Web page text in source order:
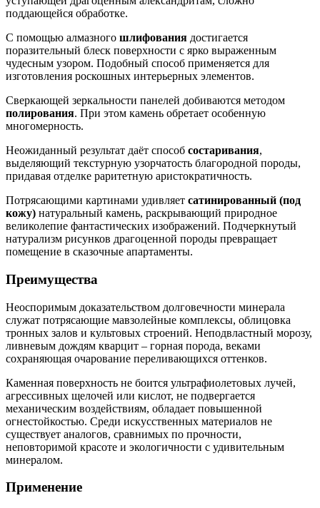
поддающейся обработке.
С помощью алмазного шлифования достигается
поразительный блеск поверхности с ярко выраженным
чудесным узором. Подобный способ применяется для
изготовления роскошных интерьерных элементов.
Сверкающей зеркальности панелей добиваются методом
полирования. При этом камень обретает особенную
многомерность.
Неожиданный результат даёт способ состаривания,
выделяющий текстурную узорчатость благородной породы,
придавая отделке раритетную аристократичность.
Потрясающими картинами удивляет сатинированный (под
кожу) натуральный камень, раскрывающий природное
великолепие фантастических изображений. Подчеркнутый
натурализм рисунков драгоценной породы превращает
помещение в сказочные апартаменты.
Преимущества
Неоспоримым доказательством долговечности минерала
служат потрясающие мавзолейные комплексы, облицовка
тронных залов и культовых строений. Неподвластный морозу,
ливневым дождям кварцит – горная порода, веками
сохраняющая очарование переливающихся оттенков.
Каменная поверхность не боится ультрафиолетовых лучей,
агрессивных щелочей или кислот, не подвергается
механическим воздействиям, обладает повышенной
огнестойкостью. Среди искусственных материалов не
существует аналогов, сравнимых по прочности,
неповторимой красоте и экологичности с удивительным
минералом.
Применение